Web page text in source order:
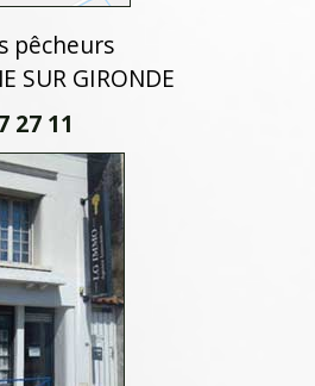
pêcheurs
SUR GIRONDE
27 11